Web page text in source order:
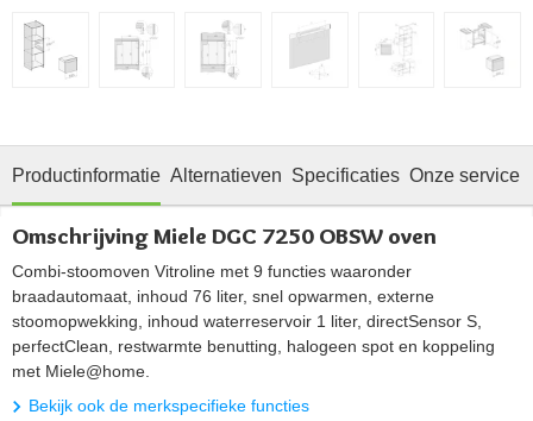
Productinformatie Alternatieven Specificaties Onze service
Omschrijving Miele DGC 7250 OBSW oven
Combi-stoomoven Vitroline met 9 functies waaronder
braadautomaat, inhoud 76 liter, snel opwarmen, externe
stoomopwekking, inhoud waterreservoir 1 liter, directSensor S,
perfectClean, restwarmte benutting, halogeen spot en koppeling
met Miele@home.
Bekijk ook de merkspecifieke functies